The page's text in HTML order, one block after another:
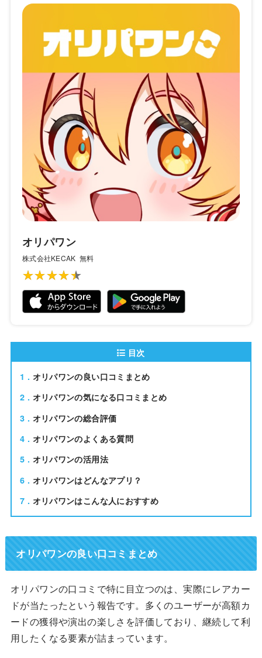
オリパワン
株式会社KECAK 無料
★★★★★
★★★★★
目次
1
オリパワンの良い口コミまとめ
2
オリパワンの気になる口コミまとめ
3
オリパワンの総合評価
4
オリパワンのよくある質問
5
オリパワンの活用法
6
オリパワンはどんなアプリ？
7
オリパワンはこんな人におすすめ
オリパワンの良い口コミまとめ
オリパワンの口コミで特に目立つのは、実際にレアカー
ドが当たったという報告です。多くのユーザーが高額カ
ードの獲得や演出の楽しさを評価しており、継続して利
用したくなる要素が詰まっています。